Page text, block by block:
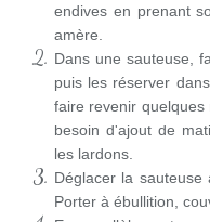
endives en prenant
amère.
Dans une sauteuse,
puis les réserver
faire revenir
besoin d'ajout de
les lardons.
Déglacer la sauteuse
Porter à ébullition,